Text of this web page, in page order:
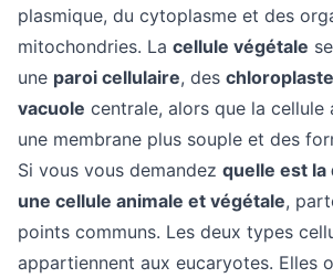
plasmique, du cytoplasme et des
mitochondries. La cellule végétale
une paroi cellulaire, des
vacuole centrale, alors que la cellule
une membrane plus souple et des
Si vous vous demandez quelle est
une cellule animale et végétale,
points communs. Les deux types
appartiennent aux eucaryotes. Elles